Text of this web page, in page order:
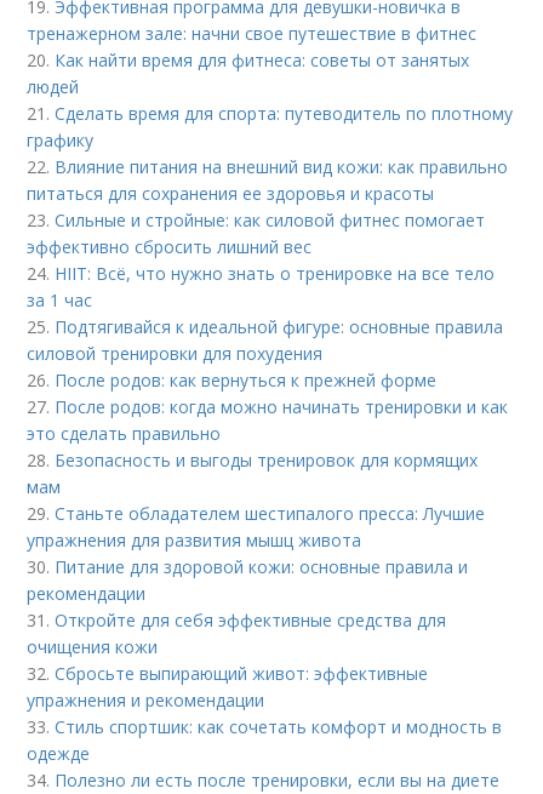
19. Эффективная программа для девушки-новичка в
тренажерном зале: начни свое путешествие в фитнес
20. Как найти время для фитнеса: советы от занятых
людей
21.Сделать время для спорта: путеводитель по плотному
графику
22. Влияние питания на внешний вид кожи: как правильно
питаться для сохранения ее здоровья и красоты
23.Сильные и стройные: как силовой фитнес помогает
эффективно сбросить лишний вес
24. HIIT: Всё, что нужно знать о тренировке на все тело
за 1 час
25. Подтягивайся к идеальной фигуре: основные правила
силовой тренировки для похудения
26. После родов: как вернуться к прежней форме
27. После родов: когда можно начинать тренировки и как
это сделать правильно
28. Безопасность и выгоды тренировок для кормящих
мам
29.Станьте обладателем шестипалого пресса: Лучшие
упражнения для развития мышц живота
30. Питание для здоровой кожи: основные правила и
рекомендации
31.Откройте для себя эффективные средства для
очищения кожи
32.Сбросьте выпирающий живот: эффективные
упражнения и рекомендации
33.Стиль спортшик: как сочетать комфорт и модность в
одежде
34. Полезно ли есть после тренировки, если вы на диете